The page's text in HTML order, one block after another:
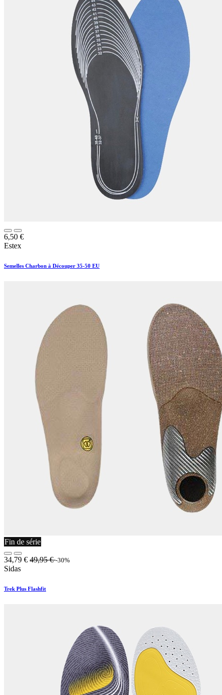
6,50 €
Estex
Semelles Charbon à Découper 35-50 EU
Fin de série
34,79 € 49,95€ -30%
Sidas
Trek Plus Flashfit